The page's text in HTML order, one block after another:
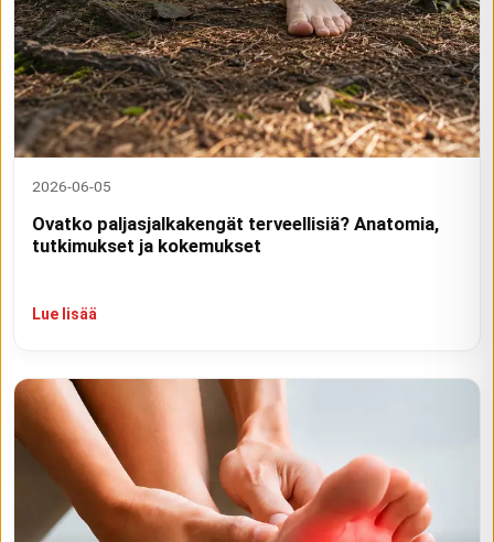
2026-06-05
Ovatko paljasjalkakengät terveellisiä? Anatomia,
tutkimukset ja kokemukset
Lue lisää